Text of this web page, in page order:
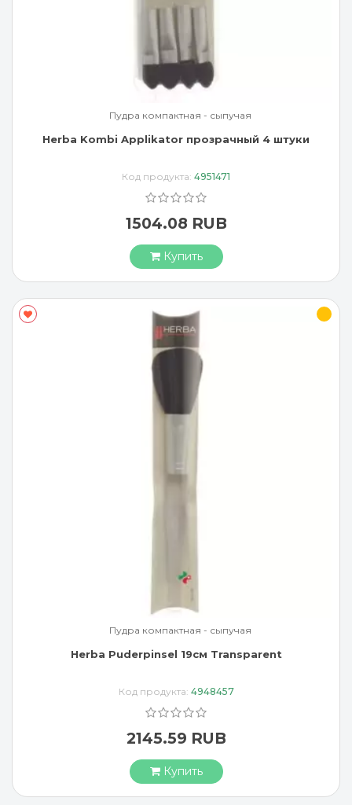
Пудра компактная - сыпучая
Herba Kombi Applikator прозрачный 4 штуки
Код продукта: 4951471
1504.08 RUB
Купить
Пудра компактная - сыпучая
Herba Puderpinsel 19см Transparent
Код продукта: 4948457
2145.59 RUB
Купить